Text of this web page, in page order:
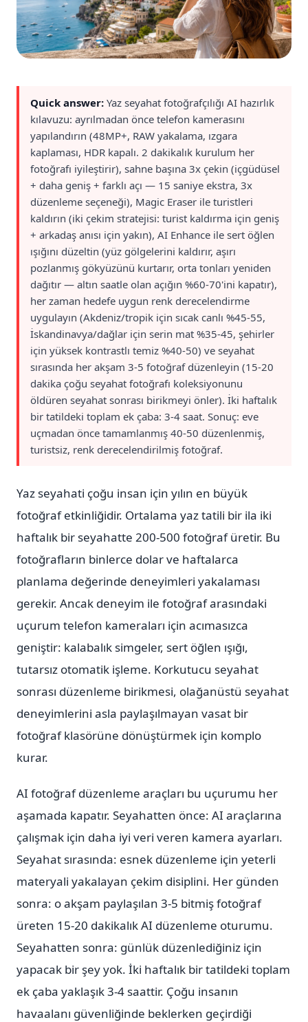
Quick answer: Yaz seyahat fotoğrafçılığı AI hazırlık
kılavuzu: ayrılmadan önce telefon kamerasını
yapılandırın (48MP+, RAW yakalama, ızgara
kaplaması, HDR kapalı. 2 dakikalık kurulum her
fotoğrafı iyileştirir), sahne başına 3x çekin (içgüdüsel
+ daha geniş + farklı açı — 15 saniye ekstra, 3x
düzenleme seçeneği), Magic Eraser ile turistleri
kaldırın (iki çekim stratejisi: turist kaldırma için geniş
+ arkadaş anısı için yakın), AI Enhance ile sert öğlen
ışığını düzeltin (yüz gölgelerini kaldırır, aşırı
pozlanmış gökyüzünü kurtarır, orta tonları yeniden
dağıtır — altın saatle olan açığın %60-70'ini kapatır),
her zaman hedefe uygun renk derecelendirme
uygulayın (Akdeniz/tropik için sıcak canlı %45-55,
İskandinavya/dağlar için serin mat %35-45, şehirler
için yüksek kontrastlı temiz %40-50) ve seyahat
sırasında her akşam 3-5 fotoğraf düzenleyin (15-20
dakika çoğu seyahat fotoğrafı koleksiyonunu
öldüren seyahat sonrası birikmeyi önler). İki haftalık
bir tatildeki toplam ek çaba: 3-4 saat. Sonuç: eve
uçmadan önce tamamlanmış 40-50 düzenlenmiş,
turistsiz, renk derecelendirilmiş fotoğraf.
Yaz seyahati çoğu insan için yılın en büyük
fotoğraf etkinliğidir. Ortalama yaz tatili bir ila iki
haftalık bir seyahatte 200-500 fotoğraf üretir. Bu
fotoğrafların binlerce dolar ve haftalarca
planlama değerinde deneyimleri yakalaması
gerekir. Ancak deneyim ile fotoğraf arasındaki
uçurum telefon kameraları için acımasızca
geniştir: kalabalık simgeler, sert öğlen ışığı,
tutarsız otomatik işleme. Korkutucu seyahat
sonrası düzenleme birikmesi, olağanüstü seyahat
deneyimlerini asla paylaşılmayan vasat bir
fotoğraf klasörüne dönüştürmek için komplo
kurar.
AI fotoğraf düzenleme araçları bu uçurumu her
aşamada kapatır. Seyahatten önce: AI araçlarına
çalışmak için daha iyi veri veren kamera ayarları.
Seyahat sırasında: esnek düzenleme için yeterli
materyali yakalayan çekim disiplini. Her günden
sonra: o akşam paylaşılan 3-5 bitmiş fotoğraf
üreten 15-20 dakikalık AI düzenleme oturumu.
Seyahatten sonra: günlük düzenlediğiniz için
yapacak bir şey yok. İki haftalık bir tatildeki toplam
ek çaba yaklaşık 3-4 saattir. Çoğu insanın
havaalanı güvenliğinde beklerken geçirdiği